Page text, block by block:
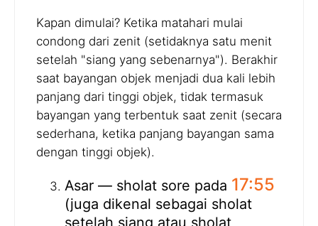
Kapan dimulai? Ketika matahari mulai
condong dari zenit (setidaknya satu menit
setelah "siang yang sebenarnya"). Berakhir
saat bayangan objek menjadi dua kali lebih
panjang dari tinggi objek, tidak termasuk
bayangan yang terbentuk saat zenit (secara
sederhana, ketika panjang bayangan sama
dengan tinggi objek).
Asar — sholat sore pada 17:55
(juga dikenal sebagai sholat
setelah siang atau sholat